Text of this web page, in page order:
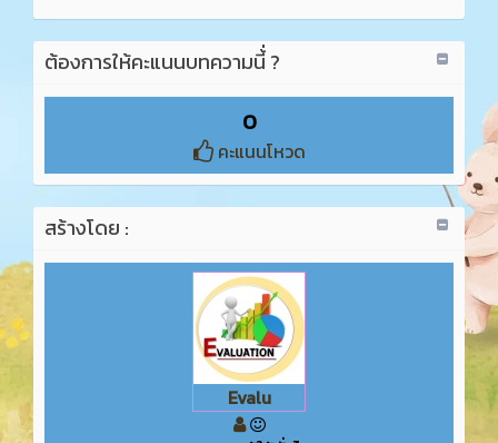
ต้องการให้คะแนนบทความนี้่ ?
0
คะแนนโหวด
สร้างโดย :
Evalu